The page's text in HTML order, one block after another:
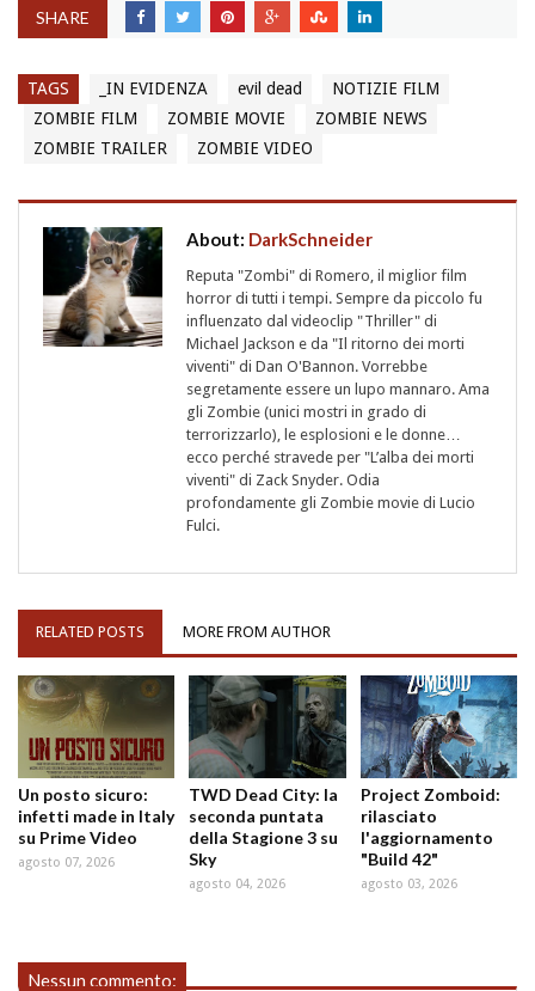
SHARE
TAGS _IN EVIDENZA evil dead
NOTIZIE FILM
ZOMBIE FILM
ZOMBIE MOVIE
ZOMBIE NEWS
ZOMBIE TRAILER
ZOMBIE VIDEO
About: DarkSchneider
Reputa "Zombi" di Romero, il miglior film
horror di tutti i tempi. Sempre da piccolo fu
influenzato dal videoclip "Thriller" di
Michael Jackson e da "Il ritorno dei morti
viventi" di Dan O'Bannon. Vorrebbe
segretamente essere un lupo mannaro. Ama
gli Zombie (unici mostri in grado di
terrorizzarlo), le esplosioni e le donne…
ecco perché stravede per "L’alba dei morti
viventi" di Zack Snyder. Odia
profondamente gli Zombie movie di Lucio
Fulci.
RELATED POSTS MORE FROM AUTHOR
Un posto sicuro:
infetti made in Italy
su Prime Video
agosto 07, 2026
TWD Dead City: la
seconda puntata
della Stagione 3 su
Sky
agosto 04, 2026
Project Zomboid:
rilasciato
l'aggiornamento
"Build 42"
agosto 03, 2026
Nessun commento: